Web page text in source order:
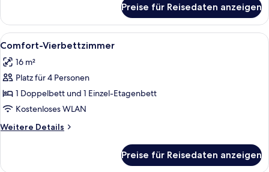
Dreibettzimmer,
Meerblick
Preise für Reisedaten anzeigen
Alle
Fotos
für
Comfort-
Vierbettzimmer
anzeigen
Ein Hotelzimmer mit zwei Betten,
5
Comfort-Vierbettzimmer
16 m²
Platz für 4 Personen
1 Doppelbett und 1 Einzel-Etagenbett
Kostenloses WLAN
Weitere Details
Weitere
Vierbettzimmer
Preise für Reisedaten anzeigen